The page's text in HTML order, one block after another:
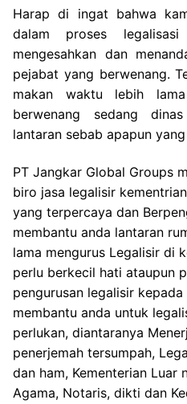
Harap di ingat bahwa
dalam proses legalisasi
mengesahkan dan
pejabat yang berwenang.
makan waktu lebih
berwenang sedang
lantaran sebab apapun
PT Jangkar Global Groups
biro jasa legalisir
yang terpercaya dan
membantu anda lantaran
lama mengurus Legalisir di
perlu berkecil hati ataupun
pengurusan legalisir
membantu anda untuk
perlukan, diantaranya
penerjemah tersumpah,
dan ham, Kementerian Luar
Agama, Notaris, dikti dan